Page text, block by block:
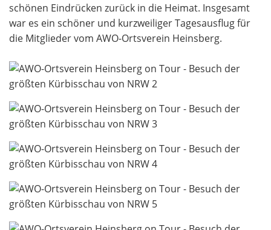
schönen Eindrücken zurück in die Heimat. Insgesamt
war es ein schöner und kurzweiliger Tagesausflug für
die Mitglieder vom AWO-Ortsverein Heinsberg.